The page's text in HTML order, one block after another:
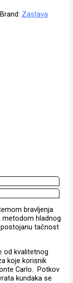
Brand: Zastava
bravljenja.
metodom hladnog
tačnost
od kvalitetnog
koje korisnik
Carlo. Potkov
kundaka se